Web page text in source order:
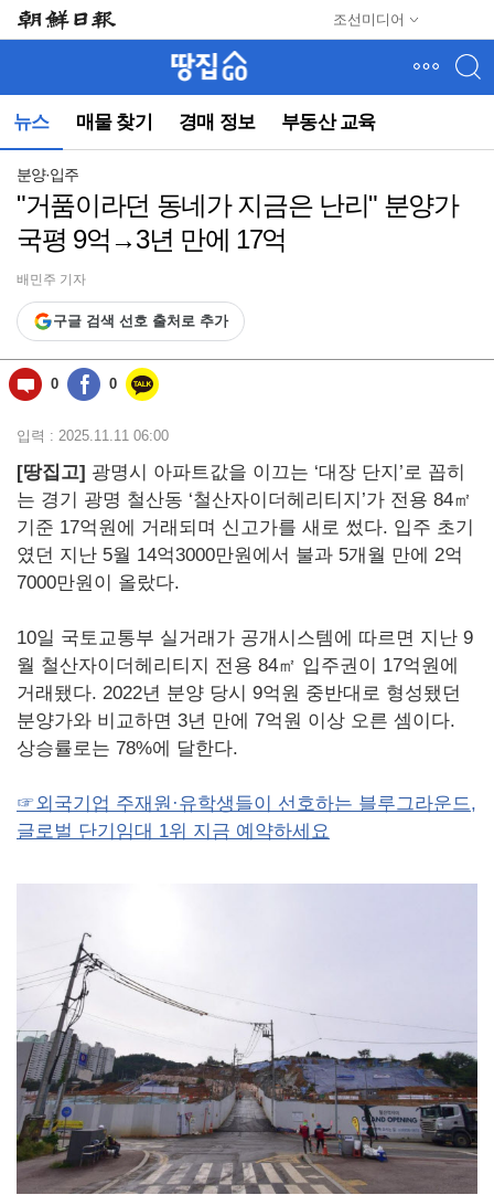
조선미디어
뉴스 매물 찾기 경매 정보 부동산 교육
뉴
(컨
동)
분양·입주
"거품이라던 동네가 지금은 난리" 분양가
국평 9억→3년 만에 17억
배민주 기자
구글 검색 선호 출처로 추가
0 0
입력 : 2025.11.11 06:00
[땅집고] 광명시 아파트값을 이끄는 ‘대장 단지’로 꼽히
는 경기 광명 철산동 ‘철산자이더헤리티지’가 전용 84㎡
기준 17억원에 거래되며 신고가를 새로 썼다. 입주 초기
였던 지난 5월 14억3000만원에서 불과 5개월 만에 2억
7000만원이 올랐다.
10일 국토교통부 실거래가 공개시스템에 따르면 지난 9
월 철산자이더헤리티지 전용 84㎡ 입주권이 17억원에
거래됐다. 2022년 분양 당시 9억원 중반대로 형성됐던
분양가와 비교하면 3년 만에 7억원 이상 오른 셈이다.
상승률로는 78%에 달한다.
☞외국기업 주재원·유학생들이 선호하는 블루그라운드,
글로벌 단기임대 1위 지금 예약하세요